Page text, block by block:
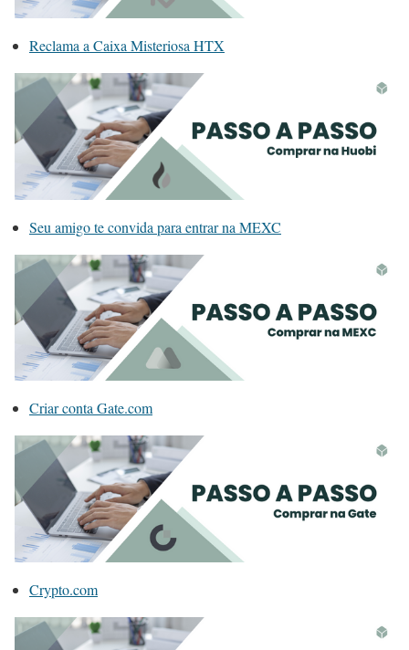
Reclama a Caixa Misteriosa HTX
Seu amigo te convida para entrar na MEXC
Criar conta Gate.com
Crypto.com